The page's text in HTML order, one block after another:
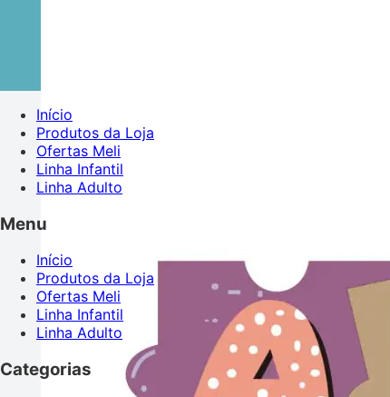
Início
Produtos da Loja
Ofertas Meli
Linha Infantil
Linha Adulto
Menu
Início
Produtos da Loja
Ofertas Meli
Linha Infantil
Linha Adulto
Categorias